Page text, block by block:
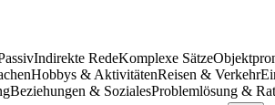
Indirekte RedeKomplexe Sätze
Hobbys & AktivitätenReisen & Verkehr
Beziehungen & SozialesProblemlösung &